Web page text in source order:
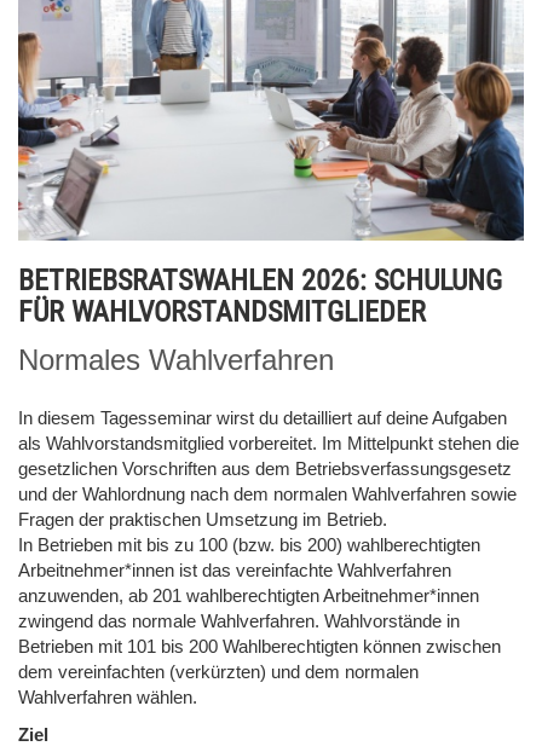
BETRIEBSRATSWAHLEN 2026: SCHULUNG
FÜR WAHLVORSTANDSMITGLIEDER
Normales Wahlverfahren
In diesem Tagesseminar wirst du detailliert auf deine Aufgaben
als Wahlvorstandsmitglied vorbereitet. Im Mittelpunkt stehen die
gesetzlichen Vorschriften aus dem Betriebsverfassungsgesetz
und der Wahlordnung nach dem normalen Wahlverfahren sowie
Fragen der praktischen Umsetzung im Betrieb.
In Betrieben mit bis zu 100 (bzw. bis 200) wahlberechtigten
Arbeitnehmer*innen ist das vereinfachte Wahlverfahren
anzuwenden, ab 201 wahlberechtigten Arbeitnehmer*innen
zwingend das normale Wahlverfahren. Wahlvorstände in
Betrieben mit 101 bis 200 Wahlberechtigten können zwischen
dem vereinfachten (verkürzten) und dem normalen
Wahlverfahren wählen.
Ziel